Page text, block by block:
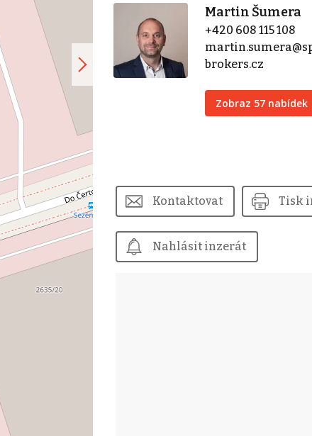
Martin Šumera
+420 608 115 108
brokers.cz
Zobraz 57 nabídek
Kontaktovat Tisk
Nahlásit inzerát